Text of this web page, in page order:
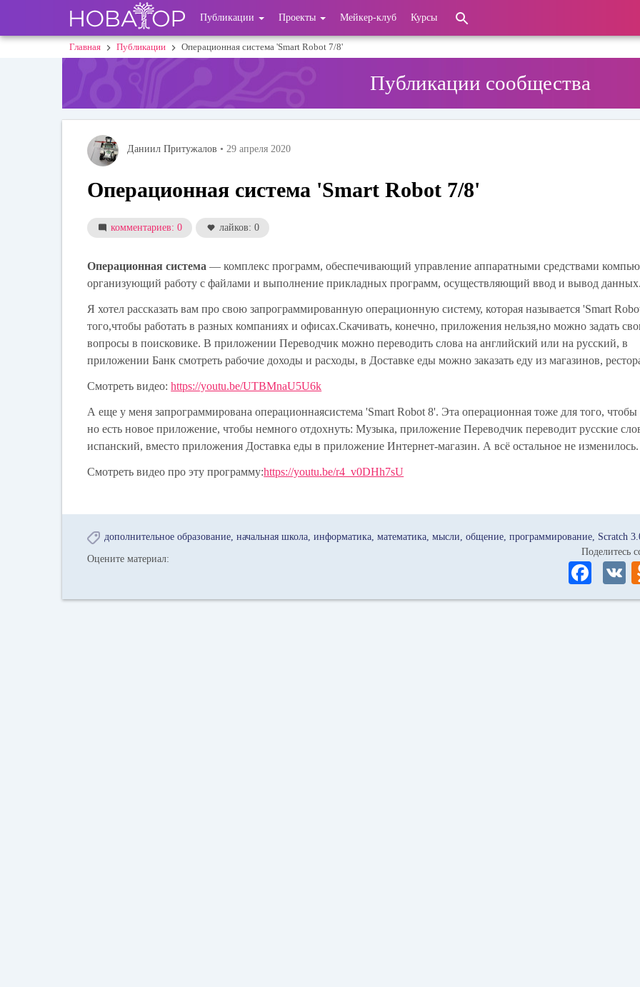
основному
User
account
Публикации Проекты Мейкер-клуб Курсы
Строка
Главная Публикации Операционная система 'Smart Robot 7/8'
Публикации сообщества
Даниил Притужалов • 29 апреля 2020
Операционная система 'Smart Robot 7/8'
комментариев: 0 лайков: 0
Операционная система — комплекс программ, обеспечивающий управление аппаратными средствами
организующий работу с файлами и выполнение прикладных программ, осуществляющий ввод и вывод данных.
Я хотел рассказать вам про свою запрограммированную операционную систему, которая называется 'Smart
того,чтобы работать в разных компаниях и офисах.Скачивать, конечно, приложения нельзя,но можно задать
вопросы в поисковике. В приложении Переводчик можно переводить слова на английский или на русский, в
приложении Банк смотреть рабочие доходы и расходы, в Доставке еды можно заказать еду из магазинов,
Смотреть видео:https://youtu.be/UTBMnaU5U6k
А еще у меня запрограммирована операционнаясистема 'Smart Robot 8'. Эта операционная тоже для того, чтобы
но есть новое приложение, чтобы немного отдохнуть: Музыка, приложение Переводчик переводит русские
испанский, вместо приложения Доставка еды в приложение Интернет-магазин. А всё остальное не изменилось.
Смотреть видео про эту программу:https://youtu.be/r4_v0DHh7sU
дополнительное образование начальная школа информатика математика мысли общение программирование Scratch
Оцените материал:
Поделитесь
Fa
ce